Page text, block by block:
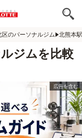
区のパーソナルジム 北熊本
ジムを比較